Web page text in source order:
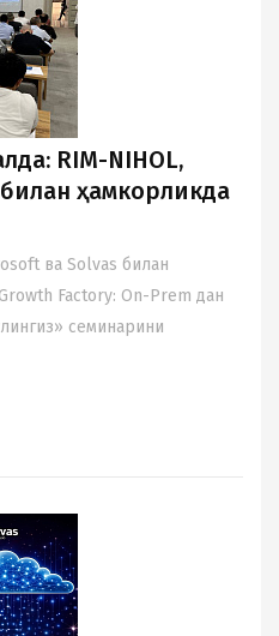
RIM-NIHOL,
ҳамкорликда
ва Solvas билан
Factory: On-Prem дан
семинарини